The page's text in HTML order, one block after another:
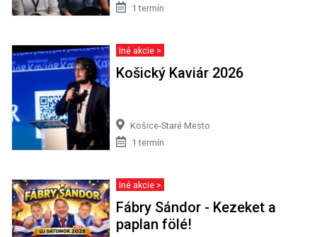
1 termín
Iné akcie >
Košický Kaviár 2026
Košice-Staré Mesto
1 termín
Iné akcie >
Fábry Sándor - Kezeket a
paplan fölé!